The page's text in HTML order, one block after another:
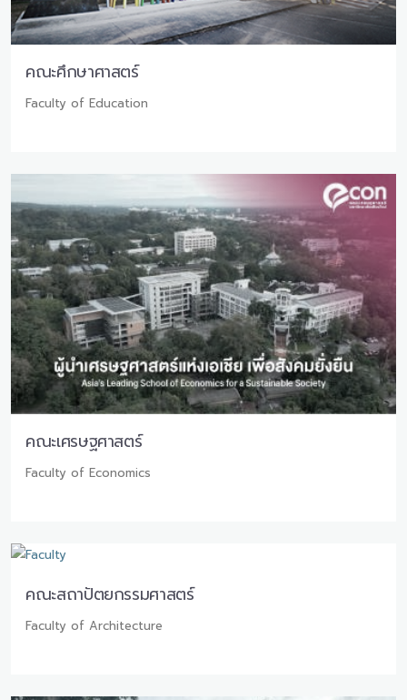
คณะศึกษาศาสตร์
Faculty of Education
คณะเศรษฐศาสตร์
Faculty of Economics
คณะสถาปัตยกรรมศาสตร์
Faculty of Architecture